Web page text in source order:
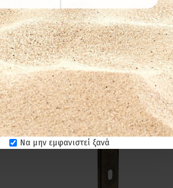
Να μην εμφανιστεί ξανά